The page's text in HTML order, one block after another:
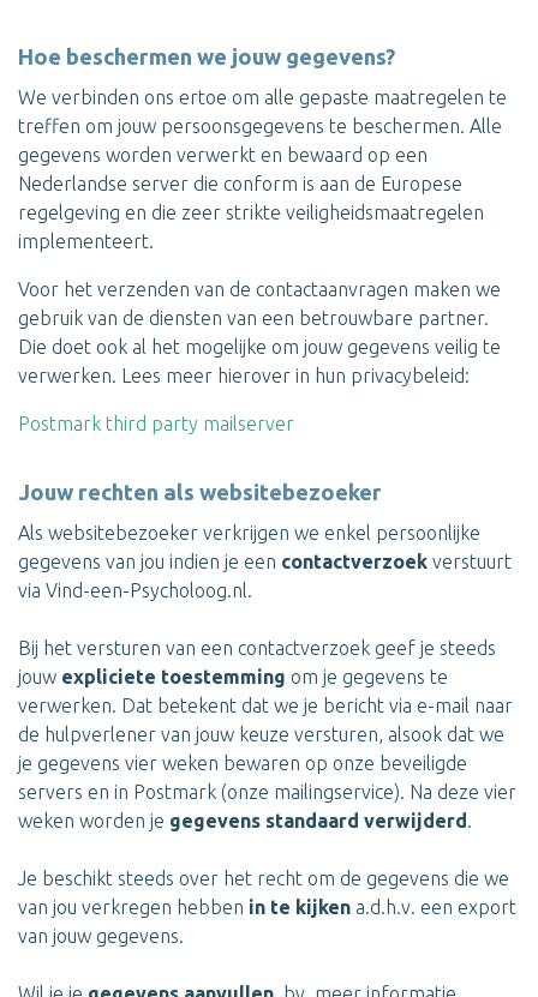
Hoe beschermen we jouw gegevens?
We verbinden ons ertoe om alle gepaste maatregelen te
treffen om jouw persoonsgegevens te beschermen. Alle
gegevens worden verwerkt en bewaard op een
Nederlandse server die conform is aan de Europese
regelgeving en die zeer strikte veiligheidsmaatregelen
implementeert.
Voor het verzenden van de contactaanvragen maken we
gebruik van de diensten van een betrouwbare partner.
Die doet ook al het mogelijke om jouw gegevens veilig te
verwerken. Lees meer hierover in hun privacybeleid:
Postmark third party mailserver
Jouw rechten als websitebezoeker
Als websitebezoeker verkrijgen we enkel persoonlijke
gegevens van jou indien je een contactverzoek verstuurt
via Vind-een-Psycholoog.nl.
Bij het versturen van een contactverzoek geef je steeds
jouw expliciete toestemming om je gegevens te
verwerken. Dat betekent dat we je bericht via e-mail naar
de hulpverlener van jouw keuze versturen, alsook dat we
je gegevens vier weken bewaren op onze beveiligde
servers en in Postmark (onze mailingservice). Na deze vier
weken worden je gegevens standaard verwijderd.
Je beschikt steeds over het recht om de gegevens die we
van jou verkregen hebben in te kijken a.d.h.v. een export
van jouw gegevens.